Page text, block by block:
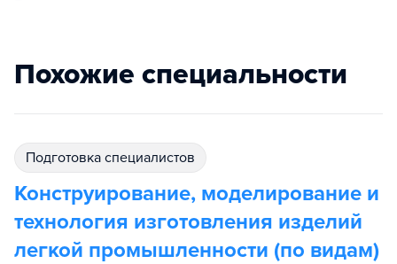
Похожие специальности
подготовка специалистов
Конструирование, моделирование и
технология изготовления изделий
легкой промышленности (по видам)